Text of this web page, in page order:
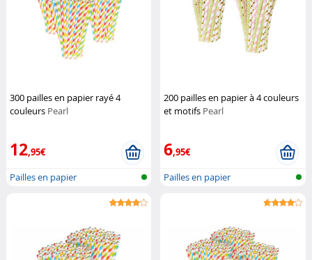
300 pailles en papier rayé 4
couleurs Pearl
12,95€
Pailles en papier
200 pailles en papier à 4 couleurs
et motifs Pearl
6,95€
Pailles en papier